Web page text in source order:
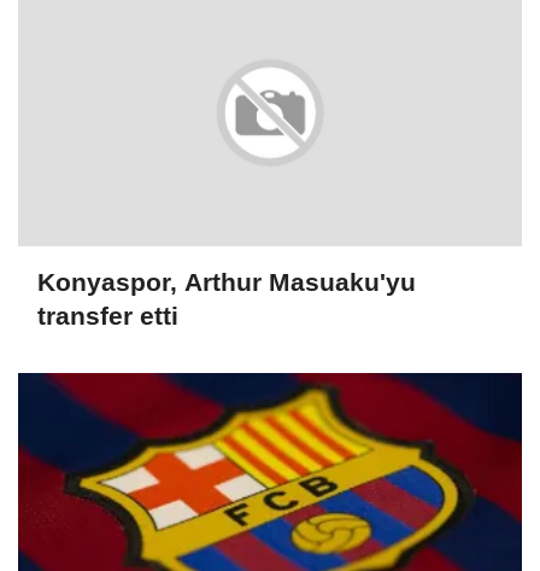
Konyaspor, Arthur Masuaku'yu
transfer etti